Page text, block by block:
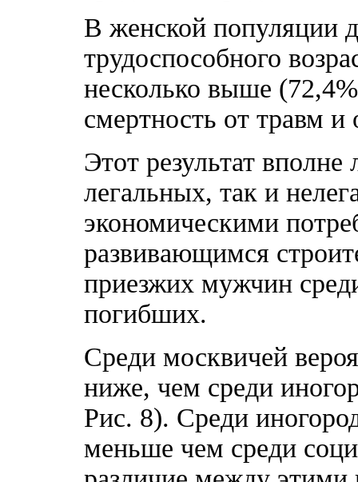
В женской популяции
трудоспособного
несколько выше
смертность от травм
Этот результат вполне
легальных, так и
экономическими
развивающимся
приезжих мужчин
погибших.
Среди москвичей
ниже, чем среди
Рис. 8). Среди
меньше чем среди